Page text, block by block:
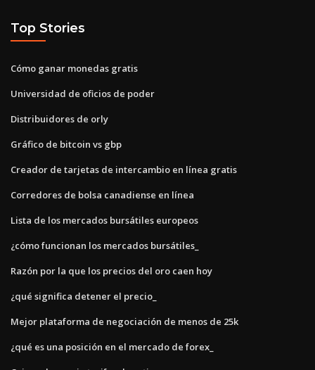
Top Stories
Cómo ganar monedas gratis
Universidad de oficios de poder
Distribuidores de orly
Gráfico de bitcoin vs gbp
Creador de tarjetas de intercambio en línea gratis
Corredores de bolsa canadiense en línea
Lista de los mercados bursátiles europeos
¿cómo funcionan los mercados bursátiles_
Razón por la que los precios del oro caen hoy
¿qué significa detener el precio_
Mejor plataforma de negociación de menos de 25k
¿qué es una posición en el mercado de forex_